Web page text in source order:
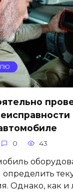
0 43
Однако, как и